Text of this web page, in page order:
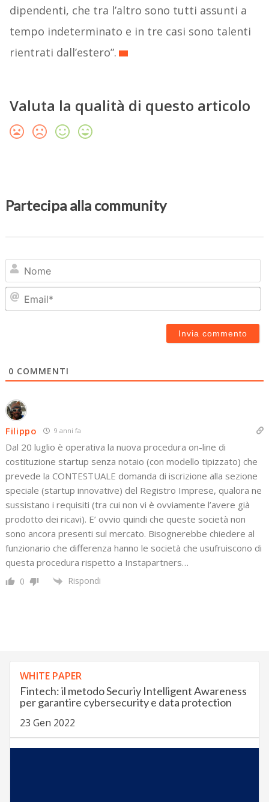
dipendenti, che tra l’altro sono tutti assunti a
tempo indeterminato e in tre casi sono talenti
rientrati dall’estero”.
Valuta la qualità di questo articolo
Partecipa alla community
0 COMMENTI
Filippo 9 anni fa
Dal 20 luglio è operativa la nuova procedura on-line di
costituzione startup senza notaio (con modello tipizzato) che
prevede la CONTESTUALE domanda di iscrizione alla sezione
speciale (startup innovative) del Registro Imprese, qualora ne
sussistano i requisiti (tra cui non vi è ovviamente l’avere già
prodotto dei ricavi). E’ ovvio quindi che queste società non
sono ancora presenti sul mercato. Bisognerebbe chiedere al
funzionario che differenza hanno le società che usufruiscono di
questa procedura rispetto a Instapartners…
0 Rispondi
WHITE PAPER
Fintech: il metodo Securiy Intelligent Awareness
per garantire cybersecurity e data protection
23 Gen 2022